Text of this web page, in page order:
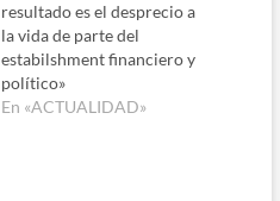
resultado es el desprecio a
la vida de parte del
estabilshment financiero y
político»
En «ACTUALIDAD»